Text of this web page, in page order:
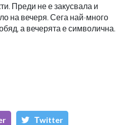
Преди не е закусвала и
на вечеря. Сега най-много
а вечерята е символична.
Тwitter